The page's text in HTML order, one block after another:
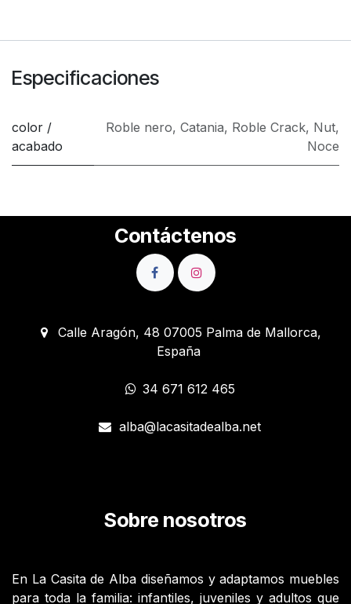
Especificaciones
color /
acabado
Roble nero, Catania, Roble Crack, Nut,
Noce
Contáctenos
Calle Aragón, 48 07005 Palma de Mallorca,
España
34 671 612 465
alba@lacasitadealba.net
Sobre nosotros
En La Casita de Alba diseñamos y adaptamos muebles
para toda la familia: infantiles, juveniles y adultos que